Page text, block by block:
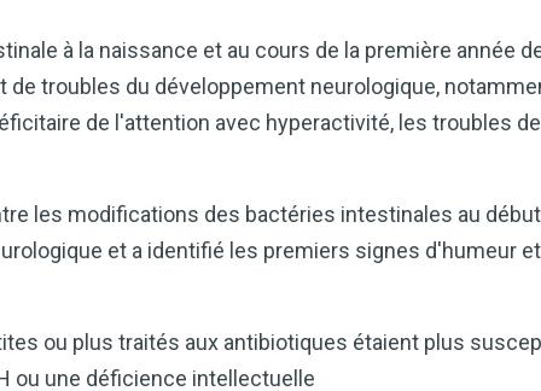
à la naissance et au cours de la première année
de troubles du développement neurologique,
de l'attention avec hyperactivité, les troubles
les modifications des bactéries intestinales au
et a identifié les premiers signes d'humeur
ou plus traités aux antibiotiques étaient plus
ou une déficience intellectuelle